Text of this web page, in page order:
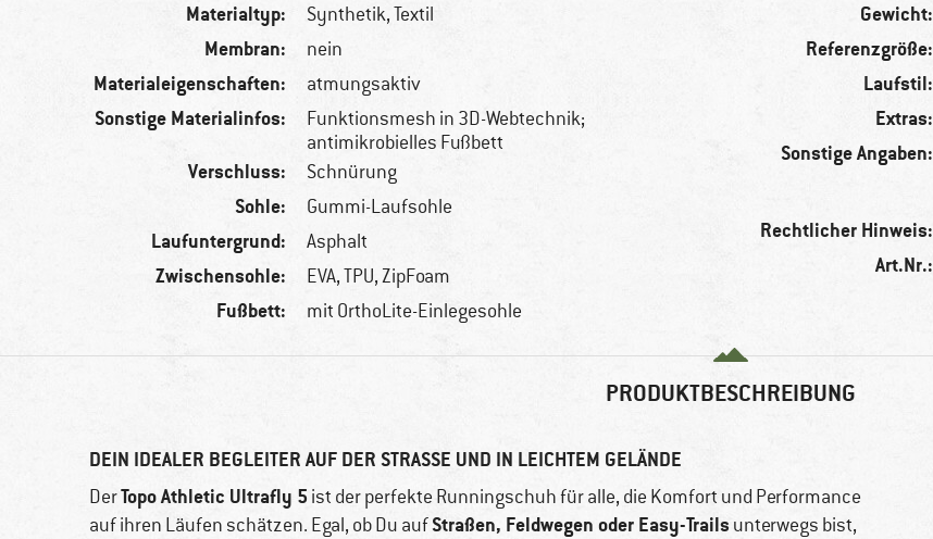
Materialtyp: Synthetik, Textil
Membran: nein
Materialeigenschaften: atmungsaktiv
Sonstige Materialinfos:
Funktionsmesh in 3D-Webtechnik;
antimikrobielles Fußbett
Verschluss: Schnürung
Sohle: Gummi-Laufsohle
Laufuntergrund: Asphalt
Zwischensohle: EVA, TPU, ZipFoam
Fußbett: mit OrthoLite-Einlegesohle
Gewicht:
Referenzgröße:
Laufstil:
Extras:
Sonstige Angaben:
Rechtlicher Hinweis:
Art.Nr.:
PRODUKTBESCHREIBUNG
DEIN IDEALER BEGLEITER AUF DER STRASSE UND IN LEICHTEM GELÄNDE
DerTopo Athletic Ultrafly 5 ist der perfekte Runningschuh für alle, die Komfort und Performance
auf ihren Läufen schätzen. Egal, ob Du aufStraßen, Feldwegen oder Easy-Trails unterwegs bist,